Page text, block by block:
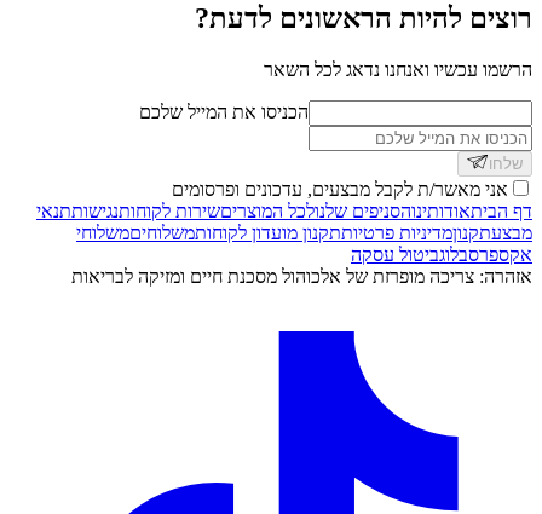
רוצים להיות הראשונים לדעת?
הרשמו עכשיו ואנחנו נדאג לכל השאר
הכניסו את המייל שלכם
שלחו
אני מאשר/ת לקבל מבצעים, עדכונים ופרסומים
דף הביתאודותינוהסניפים שלנולכל המוצריםשירות לקוחותנגישותתנאי
מבצעתקנוןמדיניות פרטיותתקנון מועדון לקוחותמשלוחיםמשלוחי
אקספרסבלוגביטול עסקה
אזהרה: צריכה מופרזת של אלכוהול מסכנת חיים ומזיקה לבריאות